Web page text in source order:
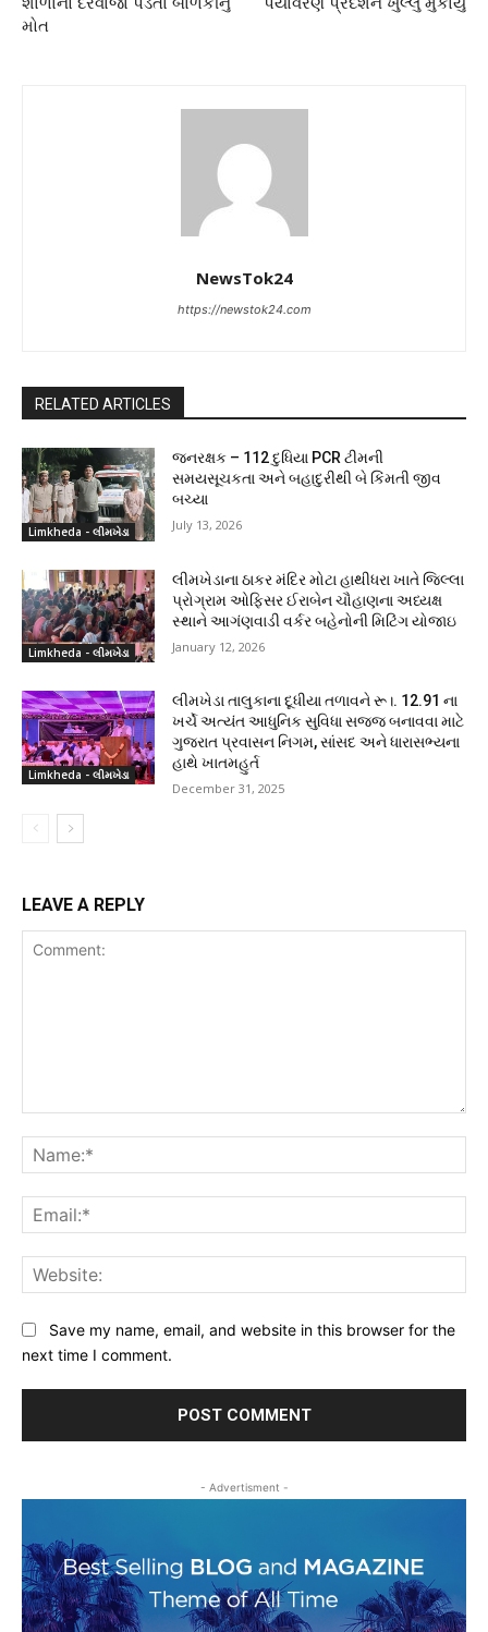
મોત
NewsTok24
https://newstok24.com
RELATED ARTICLES
Limkheda - લીમખેડા
જનરક્ષક – 112 દુધિયા PCR ટીમની
સમયસૂચકતા અને બહાદુરીથી બે કિંમતી જીવ
બચ્યા
July 13, 2026
Limkheda - લીમખેડા
લીમખેડાના ઠાકર મંદિર મોટા હાથીધરા ખાતે જિલ્લા
પ્રોગ્રામ ઓફિસર ઈરાબેન ચૌહાણના અધ્યક્ષ
સ્થાને આગંણવાડી વર્કર બહેનોની મિટિંગ યોજાઇ
January 12, 2026
Limkheda - લીમખેડા
લીમખેડા તાલુકાના દૂધીયા તળાવને રૂ।. 12.91 ના
ખર્ચે અત્યંત આધુનિક સુવિધા સજ્જ બનાવવા માટે
ગુજરાત પ્રવાસન નિગમ, સાંસદ અને ધારાસભ્યના
હાથે ખાતમહુર્ત
December 31, 2025
LEAVE A REPLY
Save my name, email, and website in this browser for the
next time I comment.
- Advertisment -